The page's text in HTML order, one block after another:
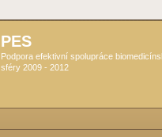
PES
Podpora efektivní spolupráce
sféry 2009 - 2012